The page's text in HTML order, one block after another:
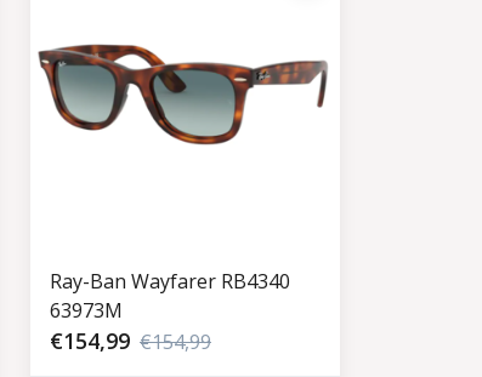
Ray-Ban Wayfarer RB4340
63973M
€154,99 €154,99